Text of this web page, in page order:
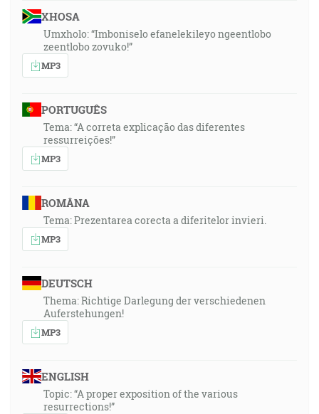
XHOSA
Umxholo: “Imboniselo efanelekileyo ngeentlobo
zeentlobo zovuko!”
MP3
PORTUGUÊS
Tema: “A correta explicação das diferentes
ressurreições!”
MP3
ROMÂNA
Tema: Prezentarea corecta a diferitelor invieri.
MP3
DEUTSCH
Thema: Richtige Darlegung der verschiedenen
Auferstehungen!
MP3
ENGLISH
Topic: “A proper exposition of the various
resurrections!”